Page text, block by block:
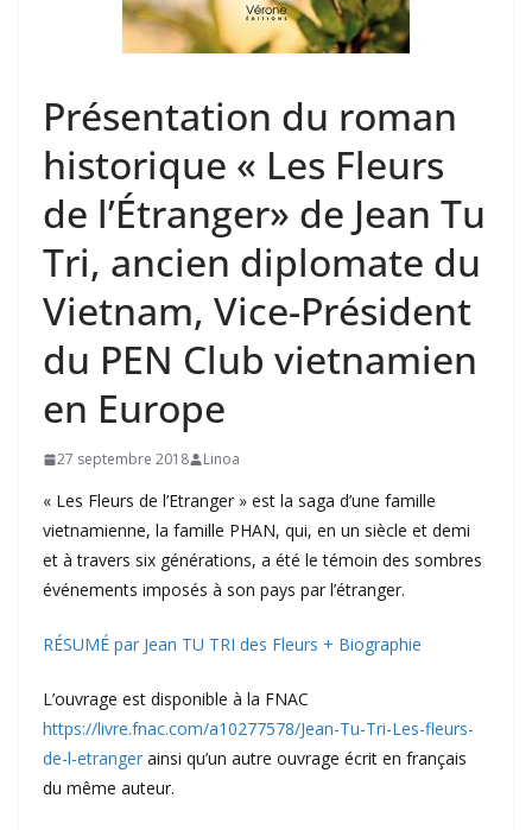
Présentation du roman
historique « Les Fleurs
de l’Étranger» de Jean Tu
Tri, ancien diplomate du
Vietnam, Vice-Président
du PEN Club vietnamien
en Europe
27 septembre 2018 Linoa
« Les Fleurs de l’Etranger » est la saga d’une famille
vietnamienne, la famille PHAN, qui, en un siècle et demi
et à travers six générations, a été le témoin des sombres
événements imposés à son pays par l’étranger.
RÉSUMÉ par Jean TU TRI des Fleurs + Biographie
L’ouvrage est disponible à la FNAC
https://livre.fnac.com/a10277578/Jean-Tu-Tri-Les-fleurs-
de-l-etranger ainsi qu’un autre ouvrage écrit en français
du même auteur.